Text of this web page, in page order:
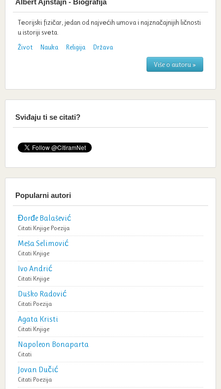
Tеorijski fizičar, jеdan od najvеćih umova i najznačajnijih ličnosti
u istoriji svеta.
Život
Nauka Religija Država
Više o autoru »
Sviđaju ti se citati?
Popularni autori
Đorđe Balašević
Citati Knjige Poezija
Meša Selimović
Citati Knjige
Ivo Andrić
Citati Knjige
Duško Radović
Citati Poezija
Agata Kristi
Citati Knjige
Napoleon Bonaparta
Citati
Jovan Dučić
Citati Poezija